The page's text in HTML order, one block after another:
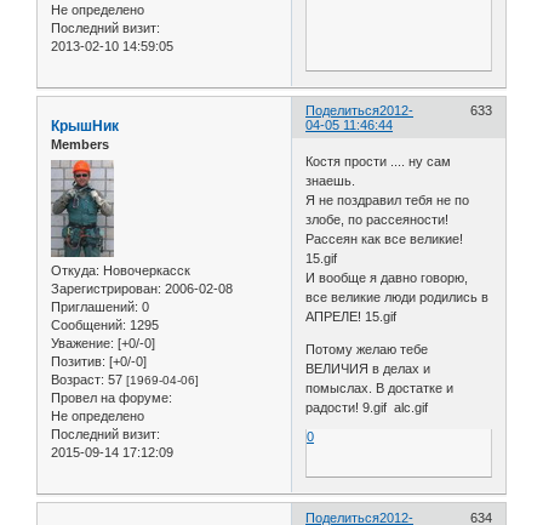
Не определено
Последний визит:
2013-02-10 14:59:05
Поделиться 633
2012-
04-05 11:46:44
КрышНик
Members
Откуда: Новочеркасск
Зарегистрирован: 2006-02-08
Приглашений: 0
Сообщений: 1295
Уважение: [+0/-0]
Позитив: [+0/-0]
Возраст: 57 [1969-04-06]
Провел на форуме:
Не определено
Последний визит:
2015-09-14 17:12:09
Костя прости .... ну сам
знаешь.
Я не поздравил тебя не по
злобе, по рассеяности!
Рассеян как все великие!
15.gif
И вообще я давно говорю,
все великие люди родились в
АПРЕЛЕ! 15.gif
Потому желаю тебе
ВЕЛИЧИЯ в делах и
помыслах. В достатке и
радости! 9.gif alc.gif
0
Поделиться 634
2012-